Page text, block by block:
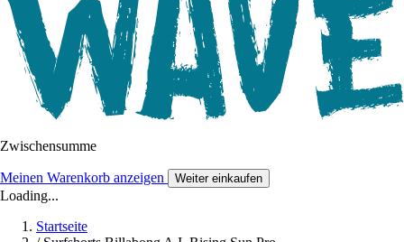
Zwischensumme
Meinen Warenkorb anzeigen Weiter einkaufen
Loading...
Startseite